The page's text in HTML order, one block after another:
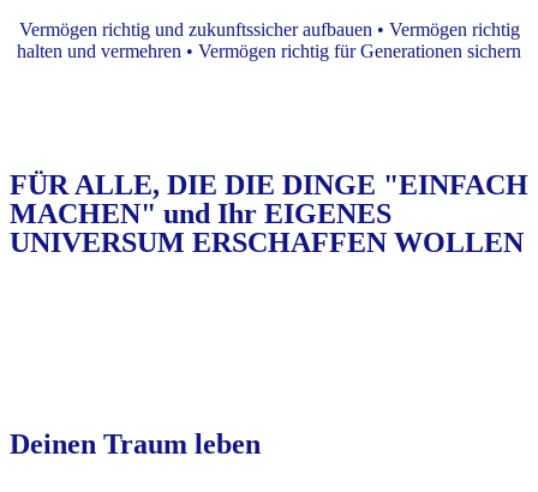
Vermögen richtig und zukunftssicher aufbauen • Vermögen richtig
halten und vermehren • Vermögen richtig für Generationen sichern
FÜR ALLE, DIE DIE DINGE "EINFACH
MACHEN" und Ihr EIGENES
UNIVERSUM ERSCHAFFEN WOLLEN
Deinen Traum leben